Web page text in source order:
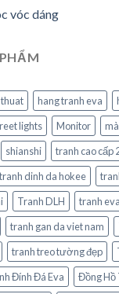
vóc dáng
thuat hang tranh eva
lights Monitor
shianshi
tranh cao cấp
tranh dinh da hokee
Tranh DLH tranh eva
tranh gan da viet nam
tranh treo tường đẹp
Đính Đá Eva
Đồng Hồ